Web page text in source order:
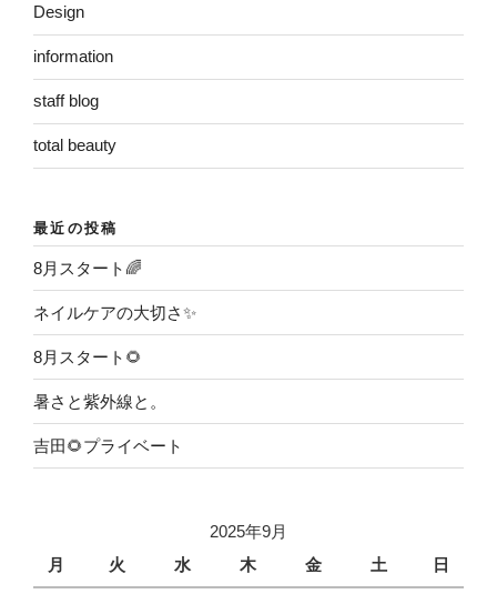
Design
information
staff blog
total beauty
最近の投稿
8月スタート🌈
ネイルケアの大切さ✨
8月スタート🌻
暑さと紫外線と。
吉田🌻プライベート
2025年9月
月
火 水 木 金 土 日